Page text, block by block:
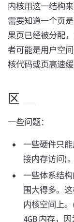
内核用这一结构
需要知道一个页
果页已经被分配
者可能是用户空
核代码或页高速缓
区
一些问题：
一些硬件只
接内存访问)。
一些体系结
围大得多。
内核空间上
4GB 内存，